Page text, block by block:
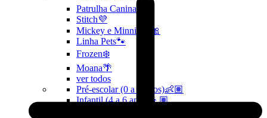
Patrulha Canina🐶
Stitch💜
Mickey e Minnie🐭🎀
Linha Pets🐾
Frozen❄️
Moana🌴
ver todos
Pré-escolar (0 a 3 anos)👶🏽
Infantil (4 a 6 anos)👦🏽